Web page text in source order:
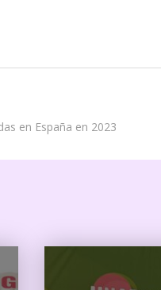
en España en 2023